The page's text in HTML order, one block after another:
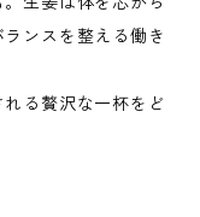
ンスを整える働き
る贅沢な一杯をど